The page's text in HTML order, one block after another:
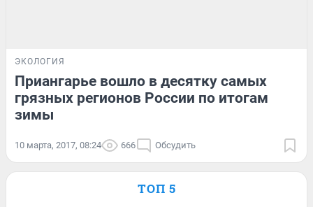
ЭКОЛОГИЯ
Приангарье вошло в десятку самых
грязных регионов России по итогам
зимы
10 марта, 2017, 08:24 666 Обсудить
ТОП 5